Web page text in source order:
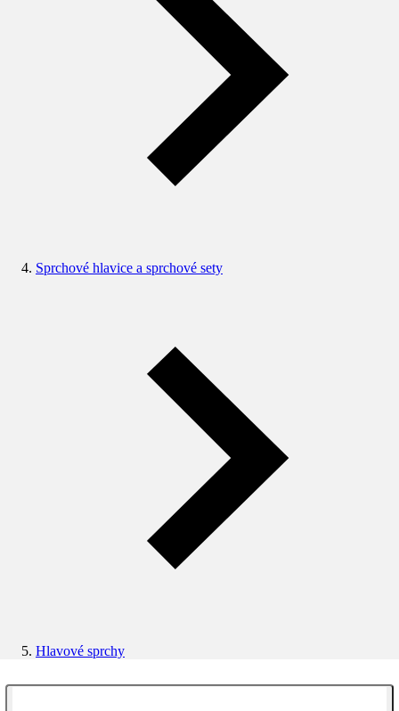
Sprchové hlavice a sprchové sety
Hlavové sprchy